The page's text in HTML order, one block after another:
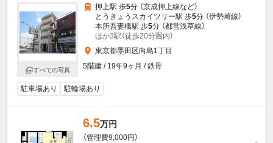
すべての写真
押上駅 歩5分 （京成押上線など）
とうきょうスカイツリー駅 歩5分 （伊勢崎線）
本所吾妻橋駅 歩5分 （都営浅草線）
ほか3駅（徒歩20分圏内）
東京都墨田区向島1丁目
5階建 / 19年9ヶ月 / 鉄骨
駐車場あり 駐輪場あり
6.5万円
（管理費9,000円）